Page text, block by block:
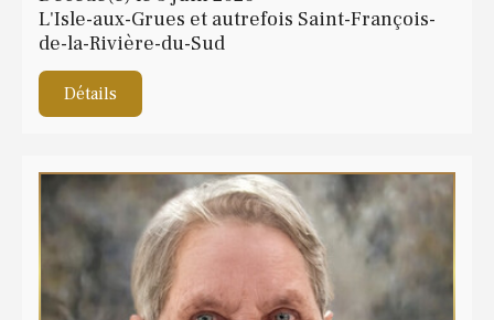
L'Isle-aux-Grues et autrefois Saint-François-
de-la-Rivière-du-Sud
Détails